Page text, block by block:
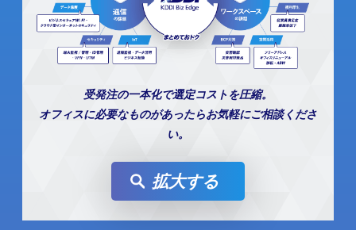
受発注の一本化で選定コストを圧縮。
オフィスに必要なものがあったらお気軽にご相談くださ
い。
拡大する